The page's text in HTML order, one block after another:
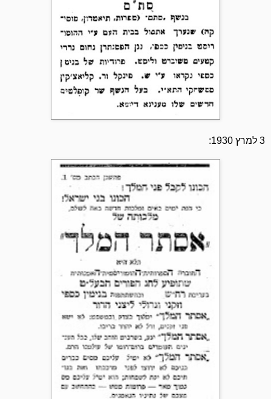
3 למרץ 1930: